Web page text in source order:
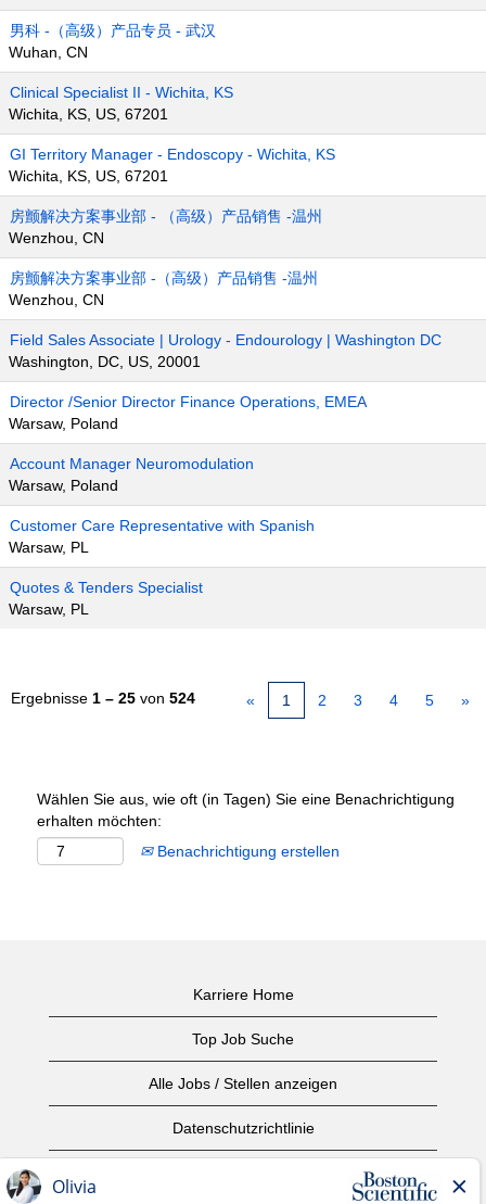
男科 -（高级）产品专员 - 武汉
Wuhan, CN
Clinical Specialist II - Wichita, KS
Wichita, KS, US, 67201
GI Territory Manager - Endoscopy - Wichita, KS
Wichita, KS, US, 67201
房颤解决方案事业部 - （高级）产品销售 -温州
Wenzhou, CN
房颤解决方案事业部 -（高级）产品销售 -温州
Wenzhou, CN
Field Sales Associate | Urology - Endourology | Washington DC
Washington, DC, US, 20001
Director /Senior Director Finance Operations, EMEA
Warsaw, Poland
Account Manager Neuromodulation
Warsaw, Poland
Customer Care Representative with Spanish
Warsaw, PL
Quotes & Tenders Specialist
Warsaw, PL
Ergebnisse 1 – 25 von 524 « 1 2 3 4 5 »
Wählen Sie aus, wie oft (in Tagen) Sie eine Benachrichtigung
erhalten möchten:
Benachrichtigung erstellen
Karriere Home
Top Job Suche
Alle Jobs / Stellen anzeigen
Datenschutzrichtlinie